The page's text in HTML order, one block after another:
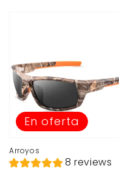
Arroyos
8 reviews
En oferta